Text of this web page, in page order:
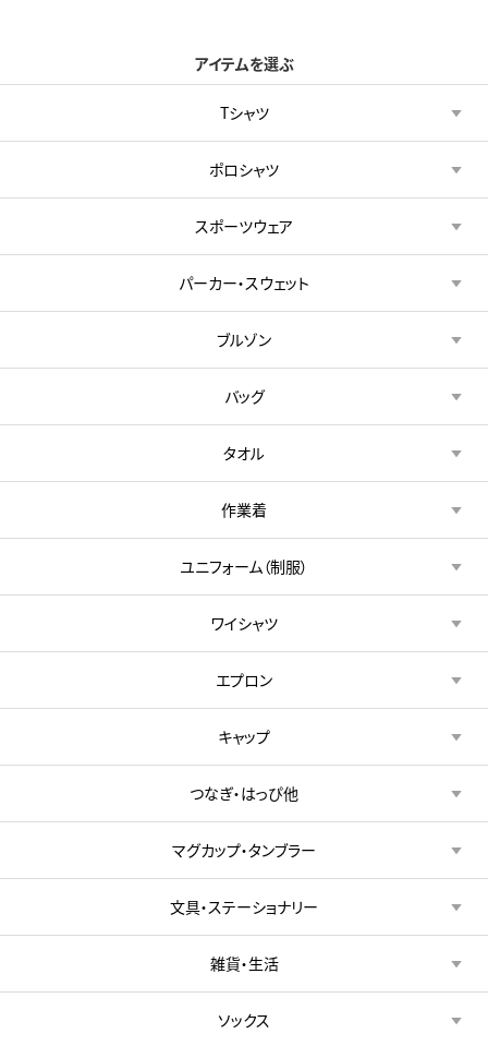
アイテムを選ぶ
Tシャツ
ポロシャツ
スポーツウェア
パーカー・スウェット
ブルゾン
バッグ
タオル
作業着
ユニフォーム（制服）
ワイシャツ
エプロン
キャップ
つなぎ・はっぴ他
マグカップ・タンブラー
文具・ステーショナリー
雑貨・生活
ソックス